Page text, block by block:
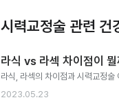
시력교정술 관련 건
라식 vs 라섹 차이점이
라식, 라섹의 차이점과 시력교정
2023.05.23